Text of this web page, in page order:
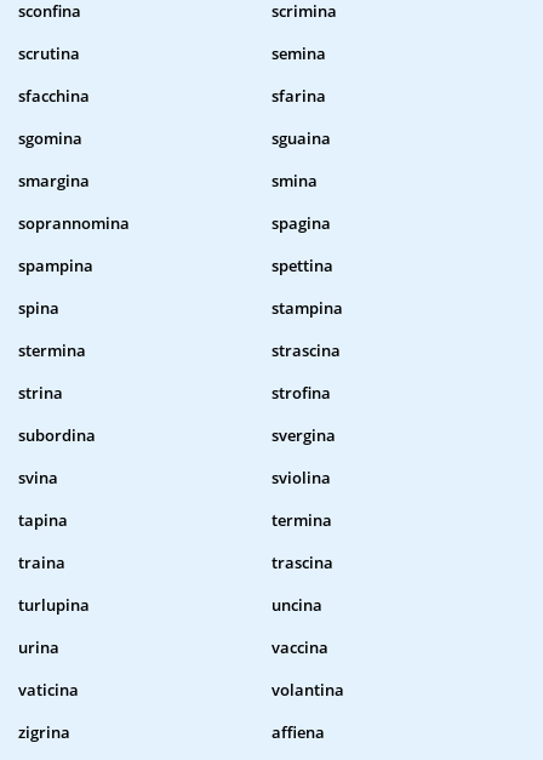
sconfina
scrimina
scrutina
semina
sfacchina
sfarina
sgomina
sguaina
smargina
smina
soprannomina
spagina
spampina
spettina
spina
stampina
stermina
strascina
strina
strofina
subordina
svergina
svina
sviolina
tapina
termina
traina
trascina
turlupina
uncina
urina
vaccina
vaticina
volantina
zigrina
affiena